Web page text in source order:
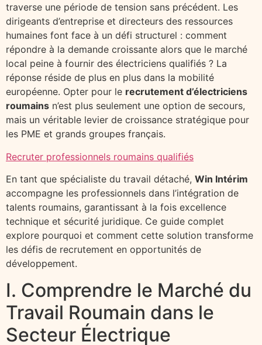
traverse une période de tension sans précédent. Les
dirigeants d’entreprise et directeurs des ressources
humaines font face à un défi structurel : comment
répondre à la demande croissante alors que le marché
local peine à fournir des électriciens qualifiés ? La
réponse réside de plus en plus dans la mobilité
européenne. Opter pour le recrutement d’électriciens
roumains n’est plus seulement une option de secours,
mais un véritable levier de croissance stratégique pour
les PME et grands groupes français.
Recruter professionnels roumains qualifiés
En tant que spécialiste du travail détaché, Win Intérim
accompagne les professionnels dans l’intégration de
talents roumains, garantissant à la fois excellence
technique et sécurité juridique. Ce guide complet
explore pourquoi et comment cette solution transforme
les défis de recrutement en opportunités de
développement.
I. Comprendre le Marché du
Travail Roumain dans le
Secteur Électrique